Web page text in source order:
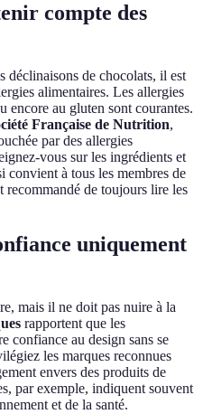
compte des
déclinaisons de chocolats, il est
alimentaires. Les allergies
encore au gluten sont courantes.
Française de Nutrition,
par des allergies
vous sur les ingrédients et
convient à tous les membres de
de toujours lire les
uniquement
mais il ne doit pas nuire à la
rapportent que les
confiance au design sans se
les marques reconnues
envers des produits de
par exemple, indiquent souvent
et de la santé.